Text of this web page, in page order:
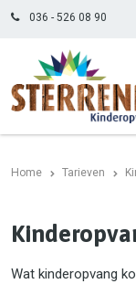
036 - 526 08 90
Home Tarieven
Wat kinderopvang